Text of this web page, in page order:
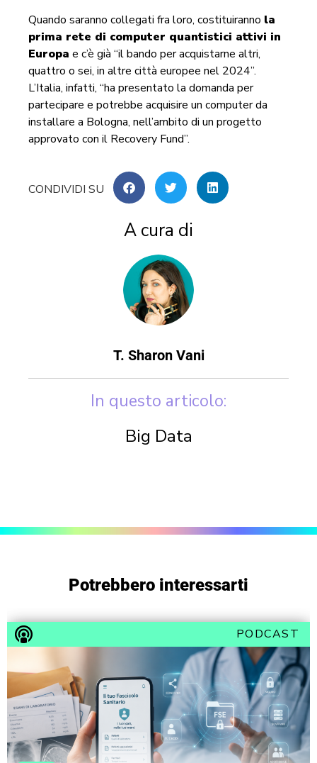
Quando saranno collegati fra loro, costituiranno la
prima rete di computer quantistici attivi in
Europa e c’è già “il bando per acquistarne altri,
quattro o sei, in altre città europee nel 2024”.
L’Italia, infatti, “ha presentato la domanda per
partecipare e potrebbe acquisire un computer da
installare a Bologna, nell’ambito di un progetto
approvato con il Recovery Fund”.
A cura di
T. Sharon Vani
In questo articolo:
Big Data
Potrebbero interessarti
PODCAST